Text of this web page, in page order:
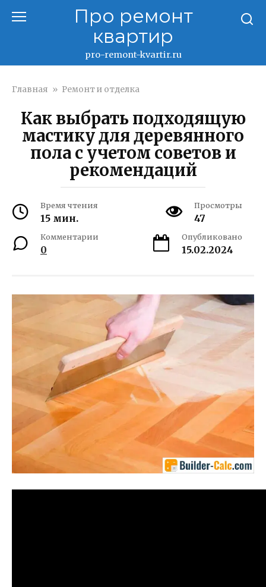
Про ремонт
квартир
pro-remont-kvartir.ru
Главная » Ремонт и отделка
Как выбрать подходящую
мастику для деревянного
пола с учетом советов и
рекомендаций
Время чтения
15 мин.
Просмотры
47
Комментарии
0
Опубликовано
15.02.2024